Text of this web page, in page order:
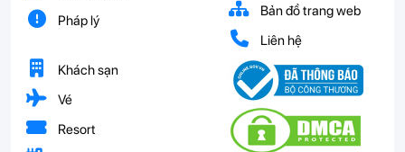
Pháp lý
Bản đồ trang web
Liên hệ
Khách sạn
Vé
Resort